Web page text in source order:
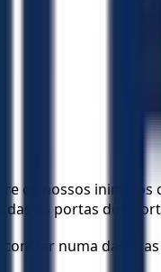
os nossos
as portas dos
numa das